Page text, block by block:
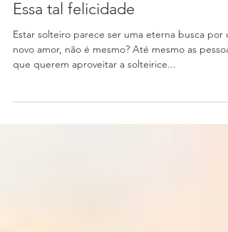
Marnele Heuser
Essa tal felicidade
Estar solteiro parece ser uma eterna busca por
que querem aproveitar a solteirice...